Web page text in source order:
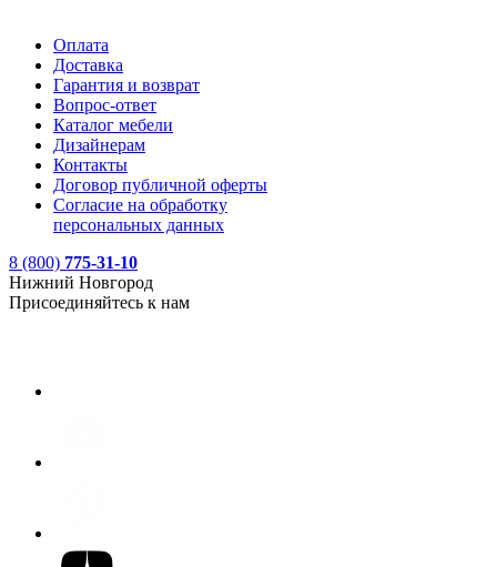
Оплата
Доставка
Гарантия и возврат
Вопрос-ответ
Каталог мебели
Дизайнерам
Контакты
Договор публичной оферты
Согласие на обработку
персональных данных
8 (800) 775-31-10
Нижний Новгород
Присоединяйтесь к нам